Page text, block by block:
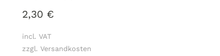
2,30 €
incl. VAT
zzgl. Versandkosten